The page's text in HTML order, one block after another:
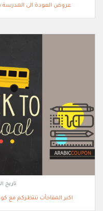
عروض العودة الى المدرسة مع
تاريخ
اكبر المفاجأت تنتظركم مع